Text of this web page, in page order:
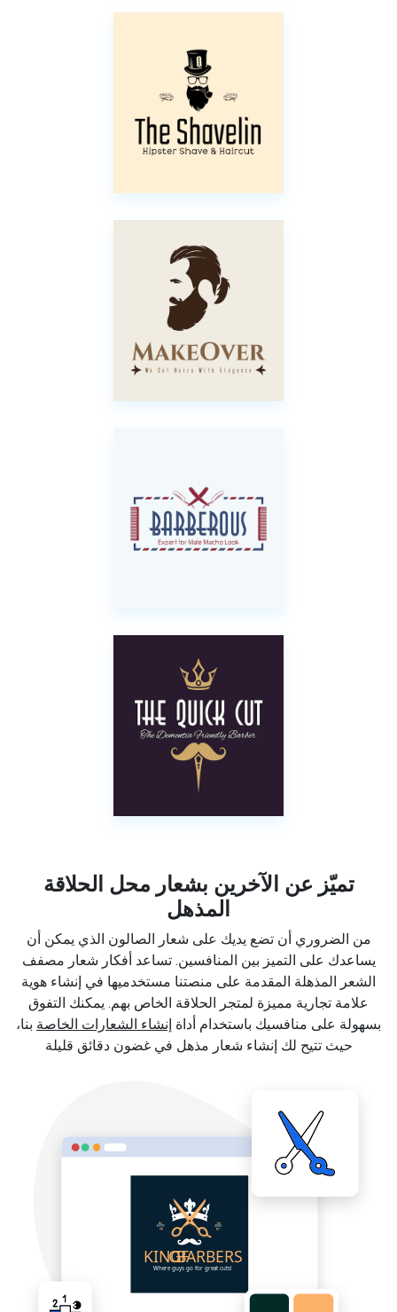
تميّز عن الآخرين بشعار محل الحلاقة
المذهل
من الضروري أن تضع يديك على شعار الصالون الذي يمكن أن
يساعدك على التميز بين المنافسين. تساعد أفكار شعار مصفف
الشعر المذهلة المقدمة على منصتنا مستخدميها في إنشاء هوية
علامة تجارية مميزة لمتجر الحلاقة الخاص بهم. يمكنك التفوق
بسهولة على منافسيك باستخدام أداة إنشاء الشعارات الخاصة بنا،
حيث تتيح لك إنشاء شعار مذهل في غضون دقائق قليلة